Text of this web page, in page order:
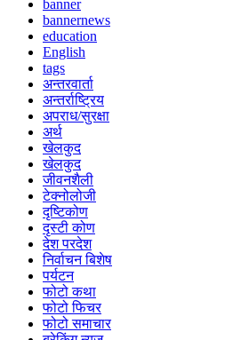
banner
bannernews
education
English
tags
अन्तरवार्ता
अन्तर्राष्ट्रिय
अपराध/सुरक्षा
अर्थ
खेलकुद
खेलकुद
जीवनशैली
टेक्नोलोजी
दृष्टिकोण
दृस्टी कोण
देश परदेश
निर्वाचन बिशेष
पर्यटन
फोटो कथा
फोटो फिचर
फोटो समाचार